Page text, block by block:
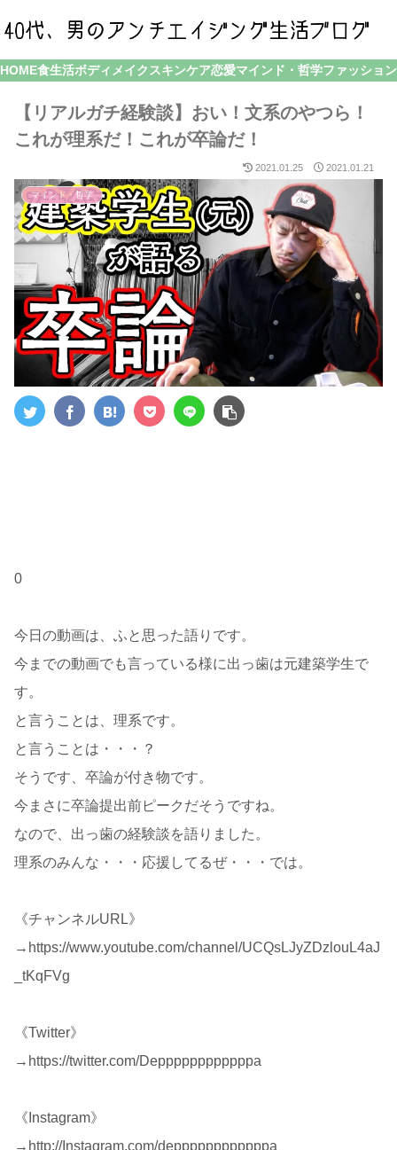
HOME食生活ボディメイク スキンケア恋愛マインド・哲学ファッション
【リアルガチ経験談】おい！文系のやつら！
これが理系だ！これが卒論だ！
2021.01.25 2021.01.21
マインド・哲学
0
今日の動画は、ふと思った語りです。
今までの動画でも言っている様に出っ歯は元建築学生で
す。
と言うことは、理系です。
と言うことは・・・？
そうです、卒論が付き物です。
今まさに卒論提出前ピークだそうですね。
なので、出っ歯の経験談を語りました。
理系のみんな・・・応援してるぜ・・・では。
《チャンネルURL》
→https://www.youtube.com/channel/UCQsLJyZDzlouL4aJ
_tKqFVg
《Twitter》
→https://twitter.com/Deppppppppppppa
《Instagram》
→http://Instagram.com/deppppppppppppa